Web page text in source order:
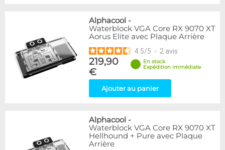
Alphacool -
Waterblock VGA Core RX 9070 XT
Aorus Elite avec Plaque Arrière
4.5/5 - 2 avis
219,90
€
En stock
Expédition immédiate
Ajouter au panier
Alphacool -
Waterblock VGA Core RX 9070 XT
Hellhound + Pure avec Plaque
Arrière